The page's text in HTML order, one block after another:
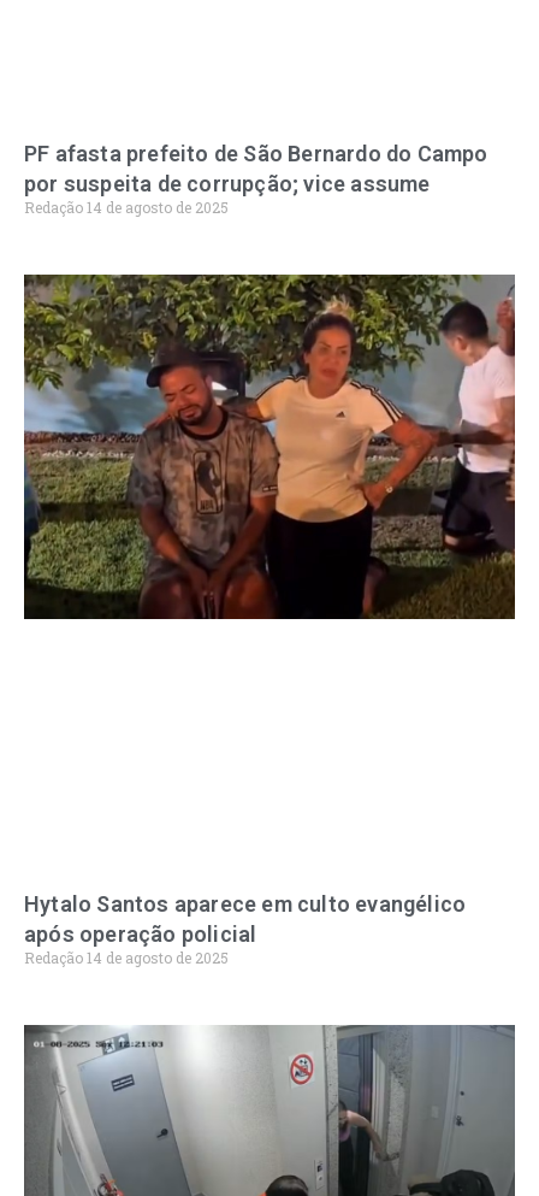
PF afasta prefeito de São Bernardo do Campo
por suspeita de corrupção; vice assume
Redação14 de agosto de 2025
Hytalo Santos aparece em culto evangélico
após operação policial
Redação14 de agosto de 2025